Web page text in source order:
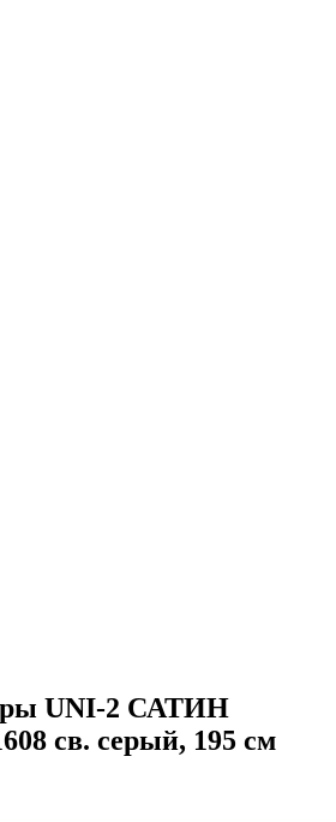
UNI-2 САТИН
св. серый, 195 см